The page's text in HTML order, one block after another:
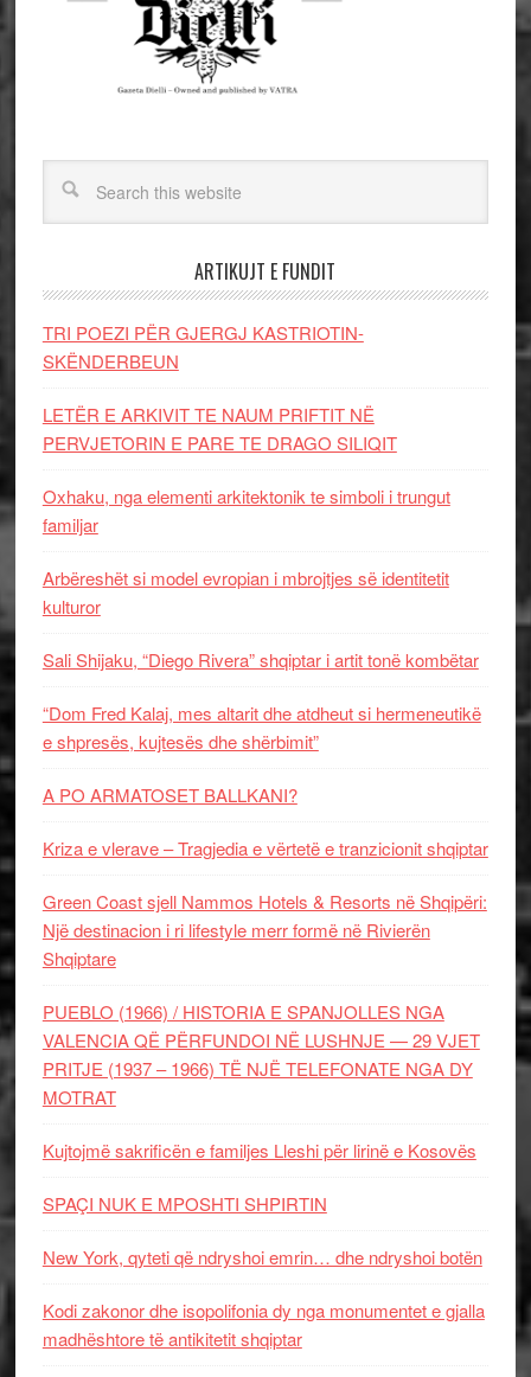
ARTIKUJT E FUNDIT
TRI POEZI PËR GJERGJ KASTRIOTIN-
SKËNDERBEUN
LETËR E ARKIVIT TE NAUM PRIFTIT NË
PERVJETORIN E PARE TE DRAGO SILIQIT
Oxhaku, nga elementi arkitektonik te simboli i trungut
familjar
Arbëreshët si model evropian i mbrojtjes së identitetit
kulturor
Sali Shijaku, “Diego Rivera” shqiptar i artit tonë kombëtar
“Dom Fred Kalaj, mes altarit dhe atdheut si hermeneutikë
e shpresës, kujtesës dhe shërbimit”
A PO ARMATOSET BALLKANI?
Kriza e vlerave – Tragjedia e vërtetë e tranzicionit shqiptar
Green Coast sjell Nammos Hotels & Resorts në Shqipëri:
Një destinacion i ri lifestyle merr formë në Rivierën
Shqiptare
PUEBLO (1966) / HISTORIA E SPANJOLLES NGA
VALENCIA QË PËRFUNDOI NË LUSHNJE — 29 VJET
PRITJE (1937 – 1966) TË NJË TELEFONATE NGA DY
MOTRAT
Kujtojmë sakrificën e familjes Lleshi për lirinë e Kosovës
SPAÇI NUK E MPOSHTI SHPIRTIN
New York, qyteti që ndryshoi emrin… dhe ndryshoi botën
Kodi zakonor dhe isopolifonia dy nga monumentet e gjalla
madhështore të antikitetit shqiptar